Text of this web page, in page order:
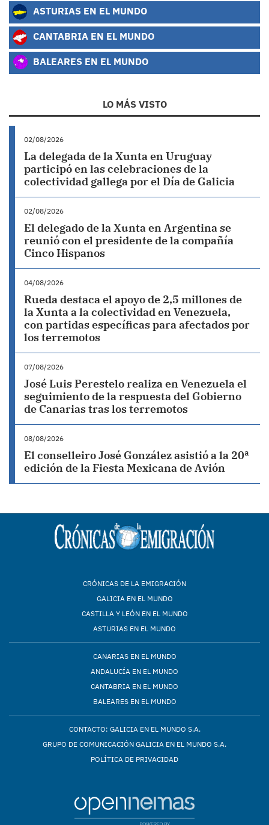
ASTURIAS EN EL MUNDO
CANTABRIA EN EL MUNDO
BALEARES EN EL MUNDO
LO MÁS VISTO
02/08/2026
La delegada de la Xunta en Uruguay
participó en las celebraciones de la
colectividad gallega por el Día de Galicia
02/08/2026
El delegado de la Xunta en Argentina se
reunió con el presidente de la compañía
Cinco Hispanos
04/08/2026
Rueda destaca el apoyo de 2,5 millones de
la Xunta a la colectividad en Venezuela,
con partidas específicas para afectados por
los terremotos
07/08/2026
José Luis Perestelo realiza en Venezuela el
seguimiento de la respuesta del Gobierno
de Canarias tras los terremotos
08/08/2026
El conselleiro José González asistió a la 20ª
edición de la Fiesta Mexicana de Avión
CRÓNICAS DE LA EMIGRACIÓN
GALICIA EN EL MUNDO
CASTILLA Y LEÓN EN EL MUNDO
ASTURIAS EN EL MUNDO
CANARIAS EN EL MUNDO
ANDALUCÍA EN EL MUNDO
CANTABRIA EN EL MUNDO
BALEARES EN EL MUNDO
CONTACTO: GALICIA EN EL MUNDO S.A.
GRUPO DE COMUNICACIÓN GALICIA EN EL MUNDO S.A.
POLÍTICA DE PRIVACIDAD